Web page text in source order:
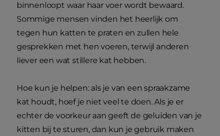
binnenloopt waar haar voer wordt bewaard.
Sommige mensen vinden het heerlijk om
tegen hun katten te praten en zullen hele
gesprekken met hen voeren, terwijl anderen
liever een wat stillere kat hebben.
Hoe kun je helpen: als je van een spraakzame
kat houdt, hoef je niet veel te doen. Als je er
echter de voorkeur aan geeft de geluiden van je
kitten bij te sturen, dan kun je gebruik maken